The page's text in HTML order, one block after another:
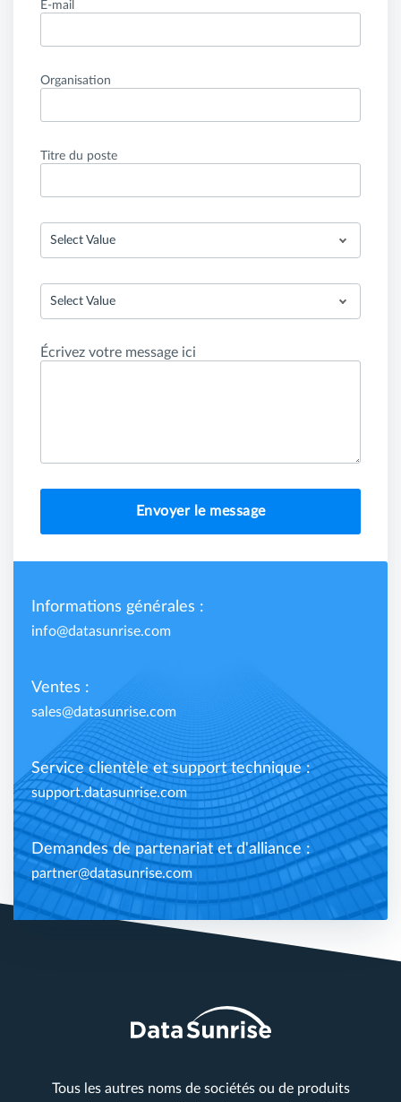
E-mail
Organisation
Titre du poste
Select Value
Select Value
Écrivez votre message ici
Envoyer le message
Informations générales :
info@datasunrise.com
Ventes :
sales@datasunrise.com
Service clientèle et support technique :
support.datasunrise.com
Demandes de partenariat et d'alliance :
partner@datasunrise.com
Tous les autres noms de sociétés ou de produits